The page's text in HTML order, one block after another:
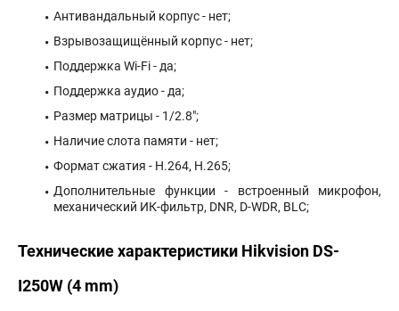
Антивандальный корпус - нет;
Взрывозащищённый корпус - нет;
Поддержка Wi-Fi - да;
Поддержка аудио - да;
Размер матрицы - 1/2.8";
Наличие слота памяти - нет;
Формат сжатия - H.264, H.265;
Дополнительные функции - встроенный микрофон,
механический ИК-фильтр, DNR, D-WDR, BLC;
Технические характеристики Hikvision DS-
I250W (4 mm)